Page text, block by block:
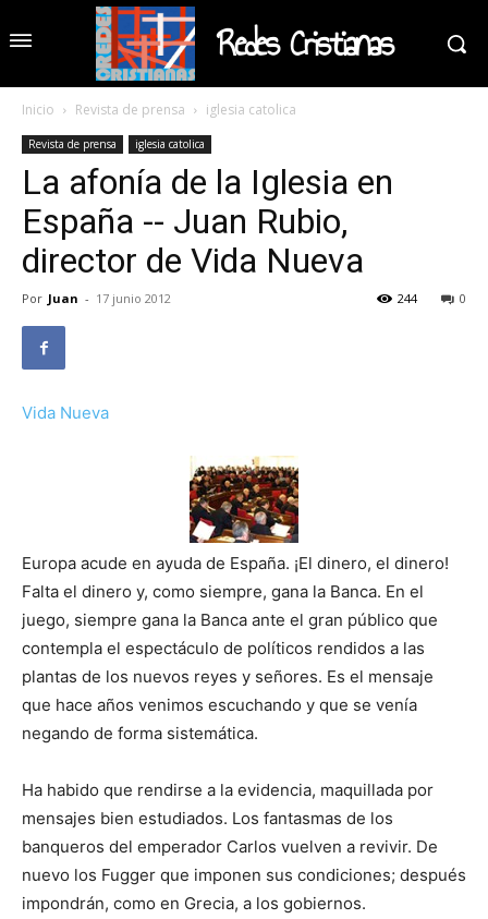
Redes Cristianas
Inicio Revista de prensa iglesia catolica
Revista de prensa iglesia catolica
La afonía de la Iglesia en
España -- Juan Rubio,
director de Vida Nueva
Por Juan - 17 junio 2012 0
244
Vida Nueva
Europa acude en ayuda de España. ¡El dinero, el dinero!
Falta el dinero y, como siempre, gana la Banca. En el
juego, siempre gana la Banca ante el gran público que
contempla el espectáculo de políticos rendidos a las
plantas de los nuevos reyes y señores. Es el mensaje
que hace años venimos escuchando y que se venía
negando de forma sistemática.
Ha habido que rendirse a la evidencia, maquillada por
mensajes bien estudiados. Los fantasmas de los
banqueros del emperador Carlos vuelven a revivir. De
nuevo los Fugger que imponen sus condiciones; después
impondrán, como en Grecia, a los gobiernos.